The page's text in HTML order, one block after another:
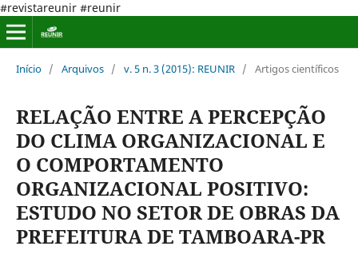
#revistareunir #reunir
Início / Arquivos / v. 5 n. 3 (2015): REUNIR / Artigos científicos
RELAÇÃO ENTRE A PERCEPÇÃO
DO CLIMA ORGANIZACIONAL E
O COMPORTAMENTO
ORGANIZACIONAL POSITIVO:
ESTUDO NO SETOR DE OBRAS DA
PREFEITURA DE TAMBOARA-PR